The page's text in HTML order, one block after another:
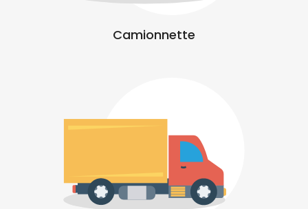
Camionnette